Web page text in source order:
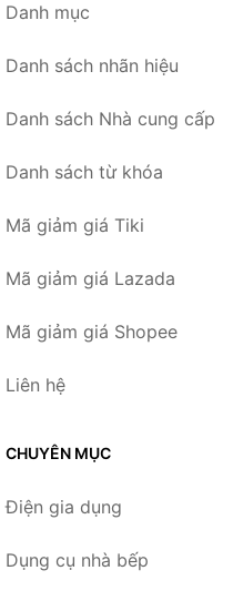
Danh mục
Danh sách nhãn hiệu
Danh sách Nhà cung cấp
Danh sách từ khóa
Mã giảm giá Tiki
Mã giảm giá Lazada
Mã giảm giá Shopee
Liên hệ
CHUYÊN MỤC
Điện gia dụng
Dụng cụ nhà bếp